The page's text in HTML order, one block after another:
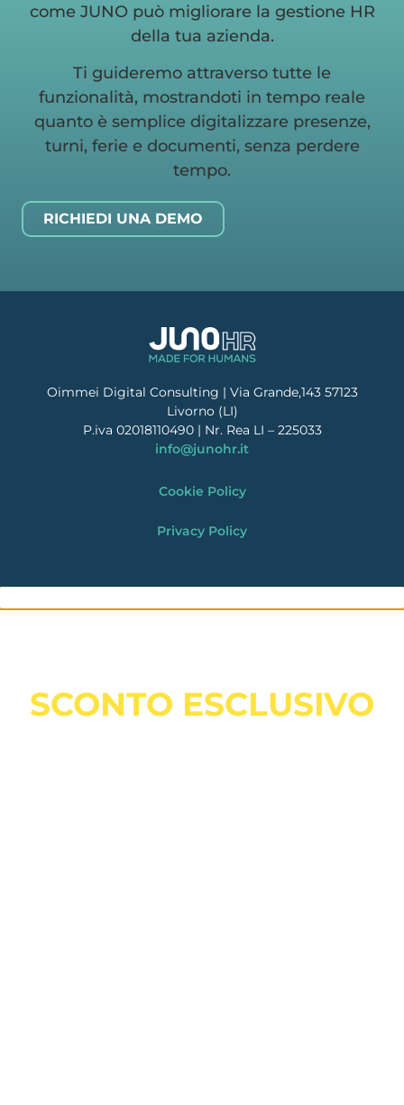
come JUNO può migliorare la gestione HR
della tua azienda.
Ti guideremo attraverso tutte le
funzionalità, mostrandoti in tempo reale
quanto è semplice digitalizzare presenze,
turni, ferie e documenti, senza perdere
tempo.
RICHIEDI UNA DEMO
Oimmei Digital Consulting | Via Grande,143 57123
Livorno (LI)
P.iva 02018110490 | Nr. Rea LI – 225033
info@junohr.it
Cookie Policy
Privacy Policy